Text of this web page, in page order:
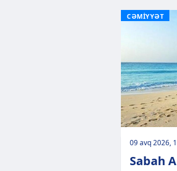
CƏMİYYƏT
09 avq 2026,
Sabah